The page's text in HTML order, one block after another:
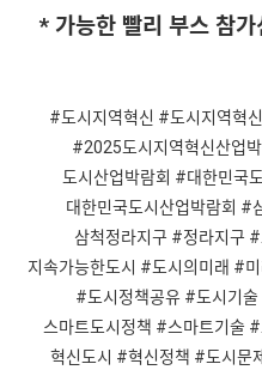
* 가능한 빨리 부스 참
#도시지역혁신 #도시지역혁
#2025도시지역혁신산업
도시산업박람회 #대한민국
대한민국도시산업박람회 #
삼척정라지구 #정라지구
지속가능한도시 #도시의미래 #
#도시정책공유 #도시기
스마트도시정책 #스마트기술
혁신도시 #혁신정책 #도시문